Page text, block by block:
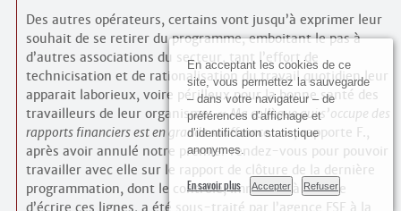
En acceptant les cookies de ce
site, vous permettez la sauvegarde
– dans votre navigateur – de
préférences d’affichage et
d’identification statistique
anonymes.
En savoir plus Accepter Refuser
Des autres opérateurs, certains vont jusqu’à exprimer leur
souhait de se retirer du programme, emboitant le pas à
d’autres associations du secteur, tant l’effort de
technicisation et de rationalisation du travail quotidien leur
apparait laborieux, voire périlleux pour la bonne santé des
travailleurs de leur organisme.
Ma collègue qui s’occupe des
rapports financiers est en grande souffrance…
, rapporte F.,
après avoir annulé notre premier rendez-vous pour pouvoir
travailler avec elle sur le rapport de clôture de la dernière
programmation, dont le contrôle, imminent à l’heure
d’écrire ces lignes, a été sous-traité par l’agence FSE à la